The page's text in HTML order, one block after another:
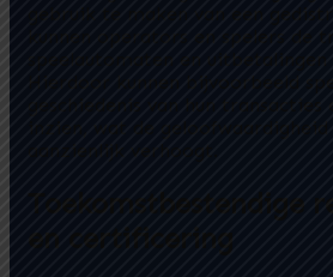
gebruik te maken van een
kunnen operators en spelers de
speelautomaten en
Hierdoor kunnen bijvoorbeeld
geschiedenis van hun transacties
inzien, wat de
Toekomstbestendige
en certificering